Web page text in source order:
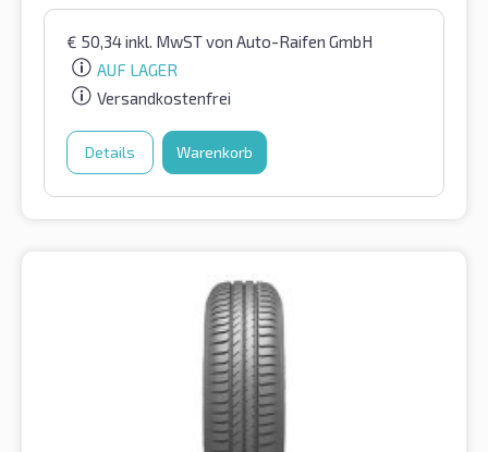
€ 50,34inkl. MwSTvon Auto-Raifen GmbH
AUF LAGER
Versandkostenfrei
Details Warenkorb